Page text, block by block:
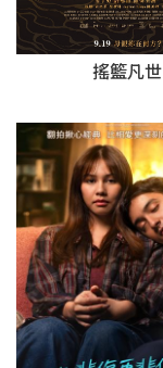
搖籃凡世